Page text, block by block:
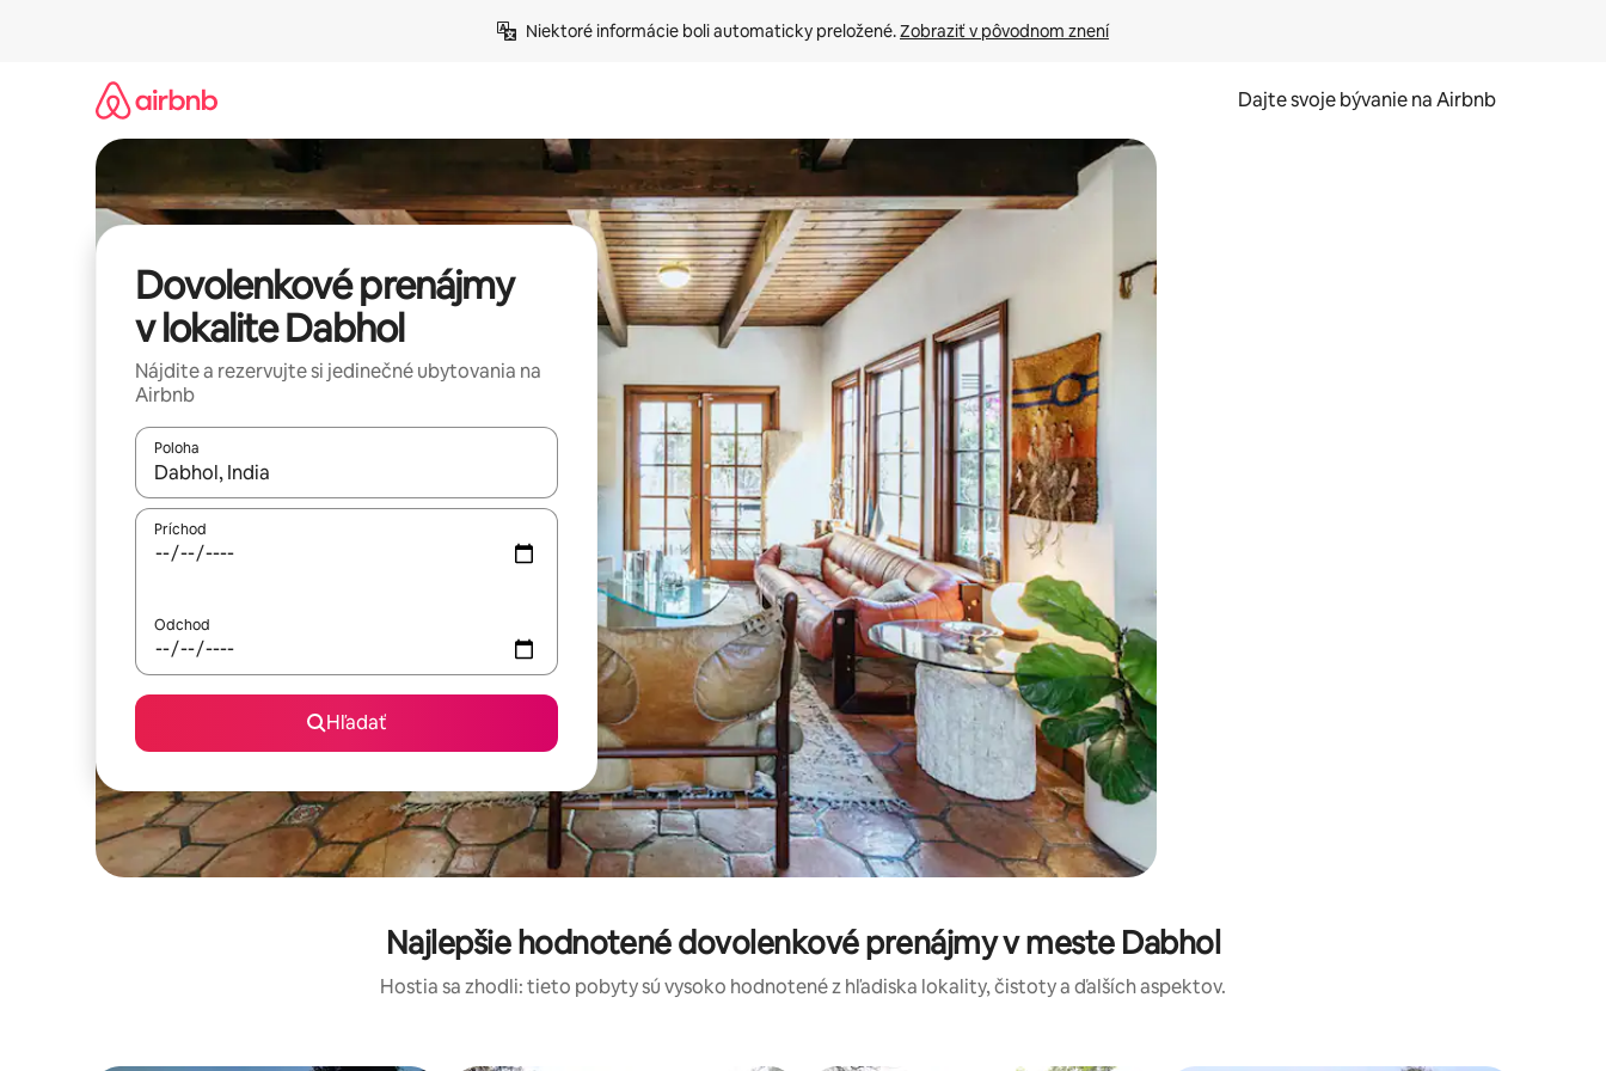
Niektoré informácie boli automaticky preložené. Zobraziť v pôvodnom znení
Dajte svoje bývanie na Airbnb
Dovolenkové prenájmy
v lokalite Dabhol
Nájdite a rezervujte si jedinečné ubytovania na
Airbnb
Poloha
Keď budú výsledky k dispozícii, môžete si ich prechádzať pomocou klávesov so šípkami nahor a nadol alebo ich preskúmať pomocou dotykových gest či potiahnutia prstom.
Príchod
Odchod
Hľadať
Najlepšie hodnotené dovolenkové prenájmy v meste Dabhol
Hostia sa zhodli: tieto pobyty sú vysoko hodnotené z hľadiska lokality, čistoty a ďalších aspektov.